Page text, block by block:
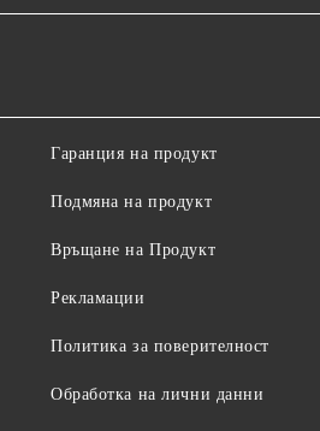
Гаранция на продукт
Подмяна на продукт
Връщане на Продукт
Рекламации
Политика за поверителност
Обработка на лични данни